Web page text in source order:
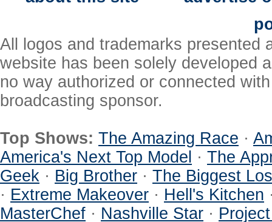
All logos and trademarks presented
website has been solely developed
no way authorized or connected
broadcasting sponsor.
Top Shows: The Amazing Race ·
America's Next Top Model · The
Geek · Big Brother · The Biggest
· Extreme Makeover · Hell's Kitchen
MasterChef · Nashville Star ·